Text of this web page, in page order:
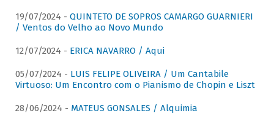
19/07/2024 - QUINTETO DE SOPROS CAMARGO GUARNIERI
/ Ventos do Velho ao Novo Mundo
12/07/2024 - ERICA NAVARRO / Aqui
05/07/2024 - LUIS FELIPE OLIVEIRA / Um Cantabile
Virtuoso: Um Encontro com o Pianismo de Chopin e Liszt
28/06/2024 - MATEUS GONSALES / Alquimia